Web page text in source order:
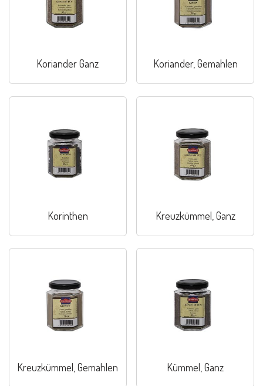
Koriander Ganz Koriander, Gemahlen
Korinthen Kreuzkümmel, Ganz
Kreuzkümmel, Gemahlen Kümmel, Ganz